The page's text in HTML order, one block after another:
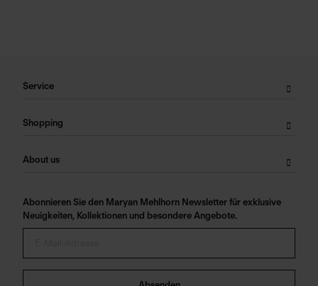
Service
Shopping
About us
Abonnieren Sie den Maryan Mehlhorn Newsletter für exklusive
Neuigkeiten, Kollektionen und besondere Angebote.